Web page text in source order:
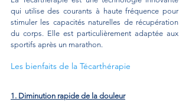
qui utilise des courants à haute fréquence pour
stimuler les capacités naturelles de récupération
du corps. Elle est particulièrement adaptée aux
sportifs après un marathon.
Les bienfaits de la Técarthérapie
1. Diminution rapide de la douleur